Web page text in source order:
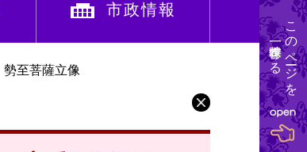
市政情報
至菩薩立像 このページを
一時保存する